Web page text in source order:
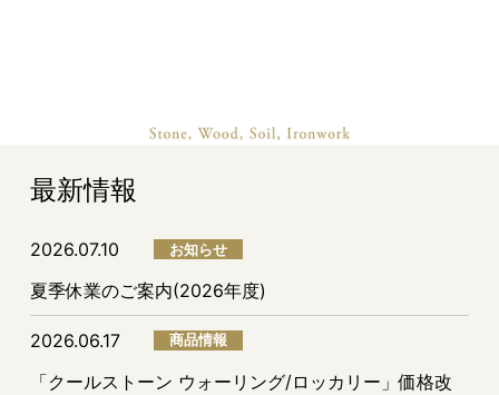
最新情報
2026.07.10 お知らせ
夏季休業のご案内(2026年度)
2026.06.17 商品情報
「クールストーン ウォーリング/ロッカリー」価格改